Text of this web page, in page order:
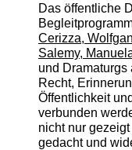
Das öffentliche
Cerizza,
Salemy,
und Dramaturgs
Recht,
Öffentlichkeit
verbunden
nicht nur
gedacht und